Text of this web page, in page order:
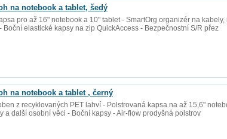
na notebook a tablet, šedý
pro až 16" notebook a 10" tablet - SmartOrg organizér na
elastické kapsy na zip QuickAccess - Bezpečnostní S/R přez
na notebook a tablet , černý
z recyklovaných PET lahví - Polstrovaná kapsa na až 15,6"
a další osobní věci - Boční kapsy - Air-flow prodyšná polstrov